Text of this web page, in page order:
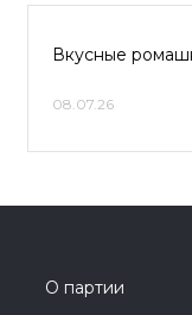
Вкусные
08.07.26
О партии